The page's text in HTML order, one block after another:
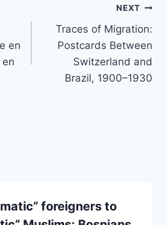
en
NEXT
Traces of Migration:
Postcards Between
Switzerland and
Brazil, 1900–1930
foreigners to